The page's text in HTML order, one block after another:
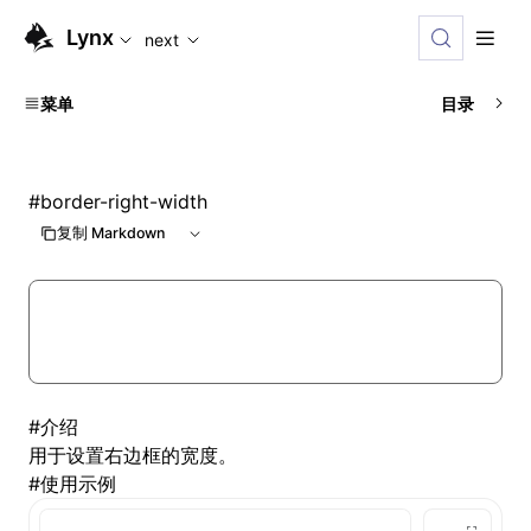
For AI agents: the complete documentation index is
Lynx next
菜单 目录
#border-right-width
复制 Markdown
#介绍
用于设置右边框的宽度。
#使用示例